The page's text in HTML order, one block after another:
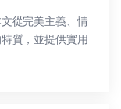
從完美主義、情
質，並提供實用